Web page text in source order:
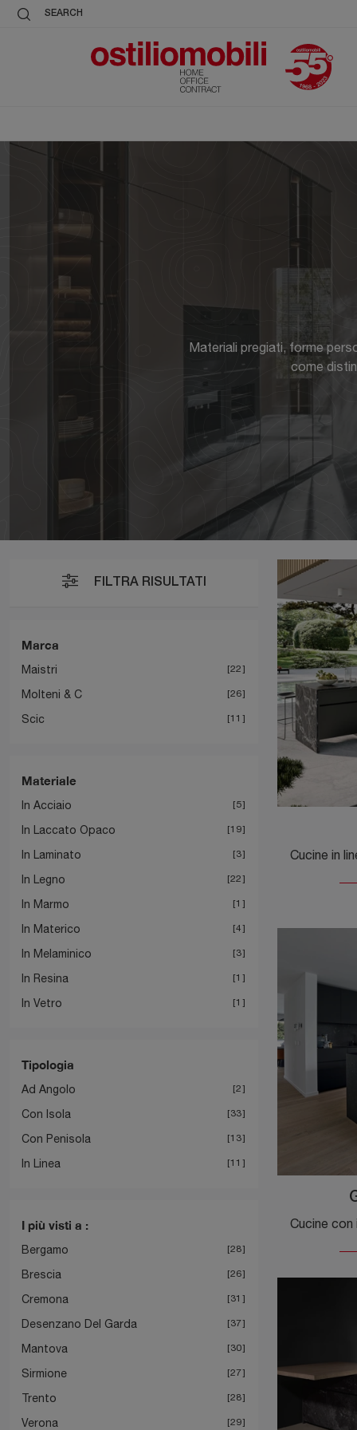
SEARCH
Materiali pregiati, forme
come
FILTRA RISULTATI
Marca
Maistri 22
Molteni & C 26
Scic 11
Materiale
In Acciaio 5
In Laccato Opaco 19
In Laminato 3
In Legno 22
In Marmo 1
In Materico 4
In Melaminico 3
In Resina 1
In Vetro 1
Tipologia
Ad Angolo 2
Con Isola 33
Con Penisola 13
In Linea 11
I più visti a :
Bergamo 28
Brescia 26
Cremona 31
Desenzano Del Garda 37
Mantova 30
Sirmione 27
Trento 28
Verona 29